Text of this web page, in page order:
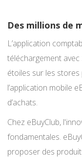
Des millions de
L’application
téléchargement
étoiles sur les
l’application mobile
d’achats.
Chez eBuyClub,
fondamentales.
proposer des